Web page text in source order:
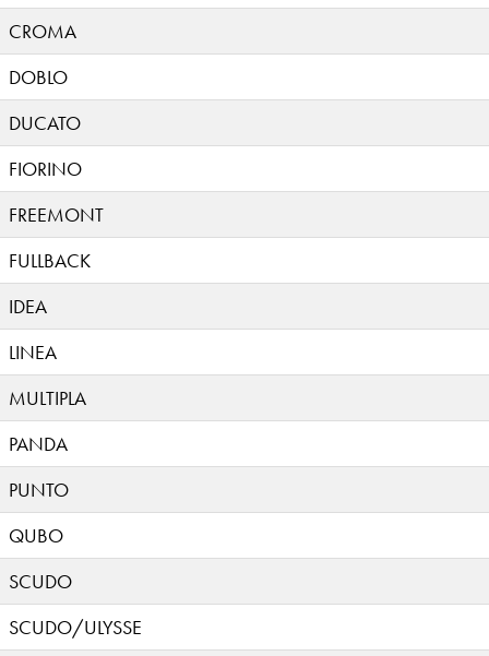
CROMA
DOBLO
DUCATO
FIORINO
FREEMONT
FULLBACK
IDEA
LINEA
MULTIPLA
PANDA
PUNTO
QUBO
SCUDO
SCUDO/ULYSSE